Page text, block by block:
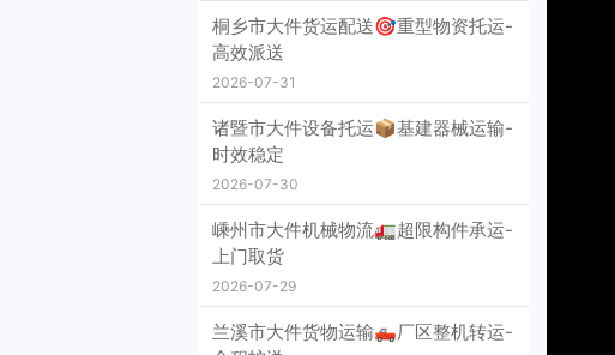
桐乡市大件货运配送🎯重型物资托运-
高效派送
2026-07-31
诸暨市大件设备托运📦基建器械运输-
时效稳定
2026-07-30
嵊州市大件机械物流🚛超限构件承运-
上门取货
2026-07-29
兰溪市大件货物运输🛻厂区整机转运-